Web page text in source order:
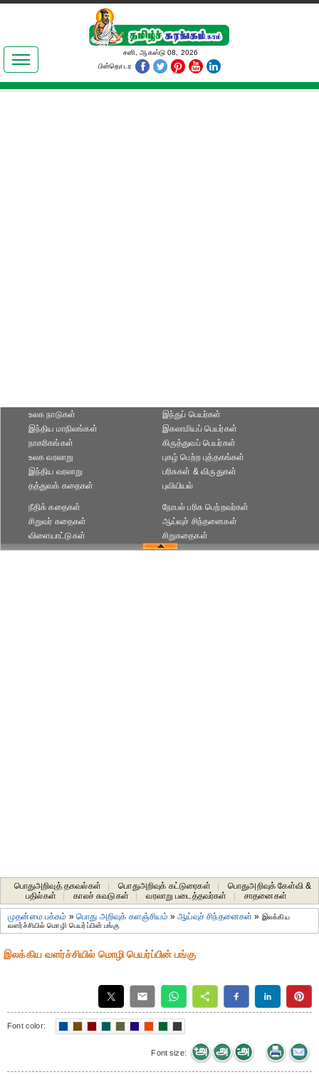
இலக்கியங்கள்
தமிழ் உலகம்
சனி, ஆகஸ்டு 08, 2026
பின்தொடர
உலக நாடுகள்
இந்திய மாநிலங்கள்
நாகரிகங்கள்
இந்துப் பெயர்கள்
இசுலாமியப் பெயர்கள்
கிருத்துவப் பெயர்கள்
உலக வரலாறு
இந்திய வரலாறு
தத்துவக் கதைகள்
புகழ் பெற்ற புத்தகங்கள்
பரிசுகள் & விருதுகள்
புவியியல்
நீதிக் கதைகள்
சிறுவர் கதைகள்
விளையாட்டுகள்
நோபல் பரிசு‎ பெற்றவர்‎கள்
ஆய்வுச் சிந்தனைகள்
சிறுகதைகள்
பொதுஅறிவுத் தகவல்கள் பொதுஅறிவுக் கட்டுரைகள்
பொதுஅறிவுக் கேள்வி &
பதில்கள்
காலச் சுவடுகள் வரலாறு படைத்தவர்கள் சாதனைகள்‎
முதன்மை பக்கம் »பொது அறிவுக் களஞ்சியம் »ஆய்வுச் சிந்தனைகள் » இலக்கிய
வளர்ச்சியில் மொழி பெயர்ப்பின் பங்கு
இலக்கிய வளர்ச்சியில் மொழி பெயர்ப்பின் பங்கு
Font color:
Font size: